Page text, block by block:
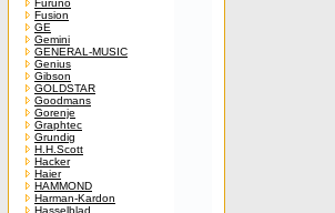
Furuno
Fusion
GE
Gemini
GENERAL-MUSIC
Genius
Gibson
GOLDSTAR
Goodmans
Gorenje
Graphtec
Grundig
H.H.Scott
Hacker
Haier
HAMMOND
Harman-Kardon
Hasselblad